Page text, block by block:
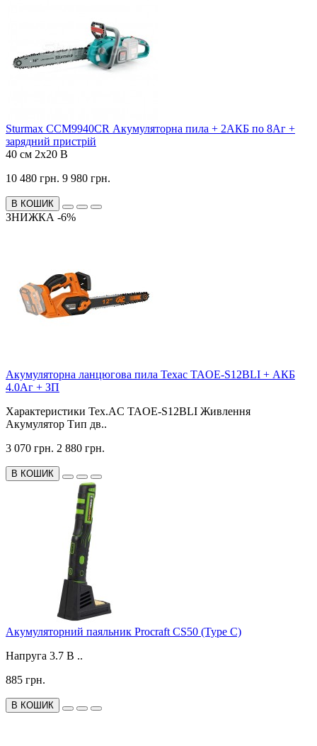
Sturmax CCM9940CR Акумуляторна пила + 2АКБ по 8Аг +
зарядний пристрій
40 см 2x20 В
10 480 грн. 9 980 грн.
В КОШИК
ЗНИЖКА -6%
Акумуляторна ланцюгова пила Техас TAOE-S12BLI + АКБ
4.0Аг + ЗП
Характеристики Tex.AC TAOE-S12BLI Живлення
Акумулятор Тип дв..
3 070 грн. 2 880 грн.
В КОШИК
Акумуляторний паяльник Procraft CS50 (Type C)
Напруга 3.7 В ..
885 грн.
В КОШИК